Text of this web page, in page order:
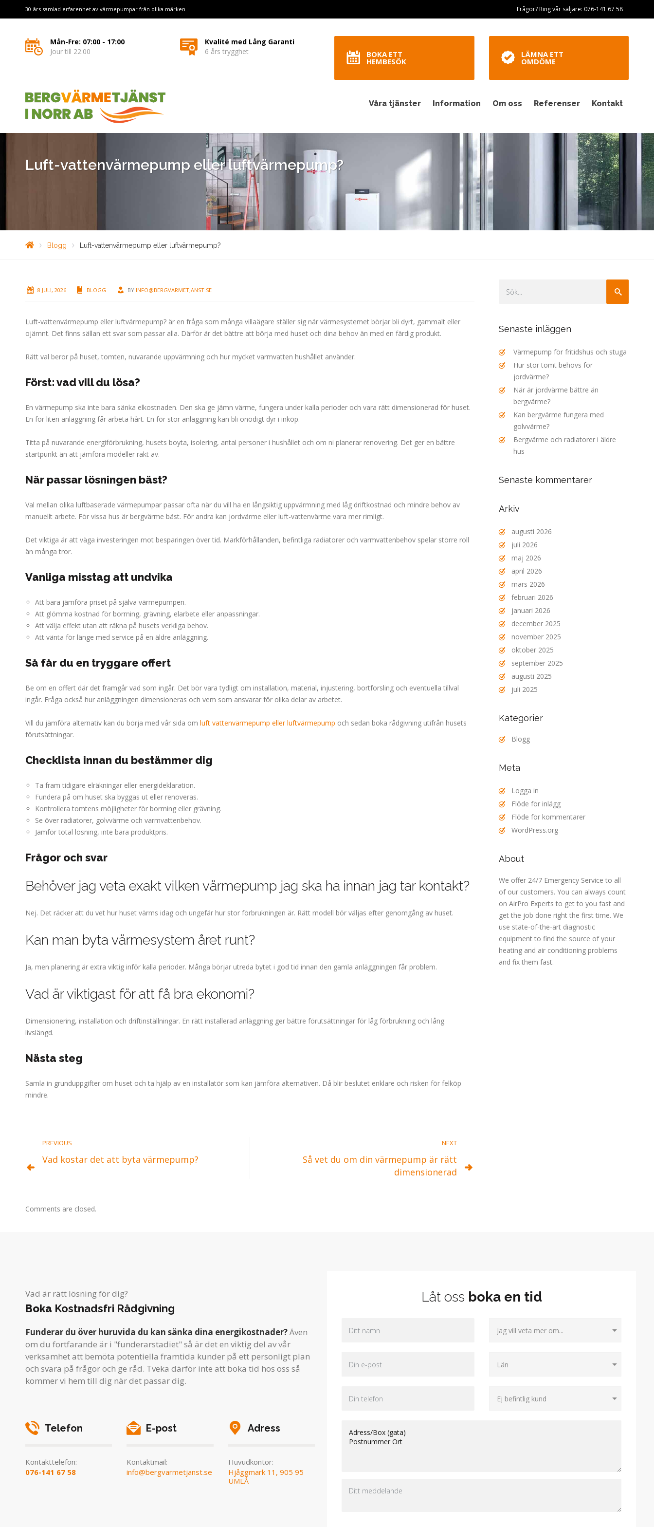
30-års samlad erfarenhet av värmepumpar från olika märken Frågor? Ring vår säljare: 076-141 67 58
Mån-Fre: 07:00 - 17:00
Jour till 22.00
Kvalité med Lång Garanti
6 års trygghet
BOKA ETT
HEMBESÖK
LÄMNA ETT
OMDÖME
Våra tjänster Information Om oss Referenser Kontakt
Luft-vattenvärmepump eller luftvärmepump?
Blogg Luft-vattenvärmepump eller luftvärmepump?
8 JULI, 2026 BLOGG BY INFO@BERGVARMETJANST.SE
Luft-vattenvärmepump eller luftvärmepump? är en fråga som många villaägare ställer sig när värmesystemet börjar bli dyrt, gammalt eller
ojämnt. Det finns sällan ett svar som passar alla. Därför är det bättre att börja med huset och dina behov än med en färdig produkt.
Rätt val beror på huset, tomten, nuvarande uppvärmning och hur mycket varmvatten hushållet använder.
Först: vad vill du lösa?
En värmepump ska inte bara sänka elkostnaden. Den ska ge jämn värme, fungera under kalla perioder och vara rätt dimensionerad för huset.
En för liten anläggning får arbeta hårt. En för stor anläggning kan bli onödigt dyr i inköp.
Titta på nuvarande energiförbrukning, husets boyta, isolering, antal personer i hushållet och om ni planerar renovering. Det ger en bättre
startpunkt än att jämföra modeller rakt av.
När passar lösningen bäst?
Val mellan olika luftbaserade värmepumpar passar ofta när du vill ha en långsiktig uppvärmning med låg driftkostnad och mindre behov av
manuellt arbete. För vissa hus är bergvärme bäst. För andra kan jordvärme eller luft-vattenvärme vara mer rimligt.
Det viktiga är att väga investeringen mot besparingen över tid. Markförhållanden, befintliga radiatorer och varmvattenbehov spelar större roll
än många tror.
Vanliga misstag att undvika
Att bara jämföra priset på själva värmepumpen.
Att glömma kostnad för borrning, grävning, elarbete eller anpassningar.
Att välja effekt utan att räkna på husets verkliga behov.
Att vänta för länge med service på en äldre anläggning.
Så får du en tryggare offert
Be om en offert där det framgår vad som ingår. Det bör vara tydligt om installation, material, injustering, bortforsling och eventuella tillval
ingår. Fråga också hur anläggningen dimensioneras och vem som ansvarar för olika delar av arbetet.
Vill du jämföra alternativ kan du börja med vår sida om luft vattenvärmepump eller luftvärmepump och sedan boka rådgivning utifrån husets
förutsättningar.
Checklista innan du bestämmer dig
Ta fram tidigare elräkningar eller energideklaration.
Fundera på om huset ska byggas ut eller renoveras.
Kontrollera tomtens möjligheter för borrning eller grävning.
Se över radiatorer, golvvärme och varmvattenbehov.
Jämför total lösning, inte bara produktpris.
Frågor och svar
Behöver jag veta exakt vilken värmepump jag ska ha innan jag tar kontakt?
Nej. Det räcker att du vet hur huset värms idag och ungefär hur stor förbrukningen är. Rätt modell bör väljas efter genomgång av huset.
Kan man byta värmesystem året runt?
Ja, men planering är extra viktig inför kalla perioder. Många börjar utreda bytet i god tid innan den gamla anläggningen får problem.
Vad är viktigast för att få bra ekonomi?
Dimensionering, installation och driftinställningar. En rätt installerad anläggning ger bättre förutsättningar för låg förbrukning och lång
livslängd.
Nästa steg
Samla in grunduppgifter om huset och ta hjälp av en installatör som kan jämföra alternativen. Då blir beslutet enklare och risken för felköp
mindre.
PREVIOUS
Vad kostar det att byta värmepump?
NEXT
Så vet du om din värmepump är rätt
dimensionerad
Comments are closed.
Senaste inläggen
Värmepump för fritidshus och stuga
Hur stor tomt behövs för
jordvärme?
När är jordvärme bättre än
bergvärme?
Kan bergvärme fungera med
golvvärme?
Bergvärme och radiatorer i äldre
hus
Senaste kommentarer
Arkiv
augusti 2026
juli 2026
maj 2026
april 2026
mars 2026
februari 2026
januari 2026
december 2025
november 2025
oktober 2025
september 2025
augusti 2025
juli 2025
Kategorier
Blogg
Meta
Logga in
Flöde för inlägg
Flöde för kommentarer
WordPress.org
About
We offer 24/7 Emergency Service to all
of our customers. You can always count
on AirPro Experts to get to you fast and
get the job done right the first time. We
use state-of-the-art diagnostic
equipment to find the source of your
heating and air conditioning problems
and fix them fast.
Vad är rätt lösning för dig?
Boka Kostnadsfri Rådgivning
Funderar du över huruvida du kan sänka dina energikostnader?Även
om du fortfarande är i "funderarstadiet" så är det en viktig del av vår
verksamhet att bemöta potentiella framtida kunder på ett personligt plan
och svara på frågor och ge råd. Tveka därför inte att boka tid hos oss så
kommer vi hem till dig när det passar dig.
Telefon
Kontakttelefon:
076-141 67 58
E-post
Kontaktmail:
info@bergvarmetjanst.se
Adress
Huvudkontor:
Hjåggmark 11, 905 95
UMEÅ
Låt oss boka en tid